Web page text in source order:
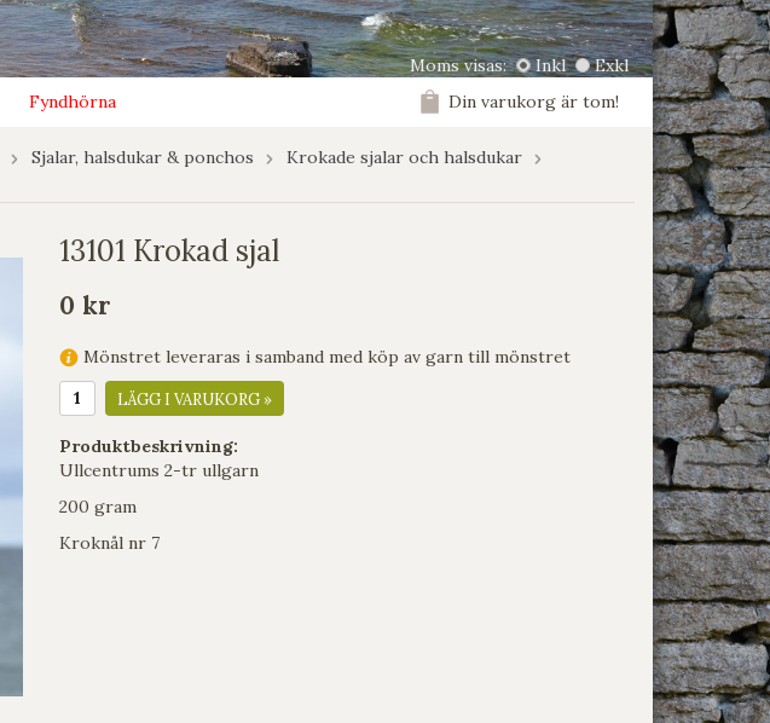
Moms visas: Inkl
Exkl
Fyndhörna Din varukorg är tom!
Sjalar, halsdukar & ponchos
Krokade sjalar och halsdukar
13101 Krokad sjal
0 kr
Mönstret leveraras i samband med köp av garn till mönstret
LÄGG I VARUKORG »
Produktbeskrivning:
Ullcentrums 2-tr ullgarn
200 gram
Kroknål nr 7